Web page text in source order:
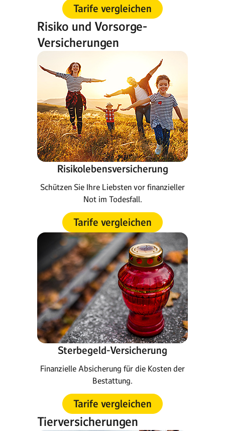
Tarife vergleichen
Risiko und Vorsorge-
Versicherungen
Risikolebensversicherung
Schützen Sie Ihre Liebsten vor finanzieller
Not im Todesfall.
Tarife vergleichen
Sterbegeld-Versicherung
Finanzielle Absicherung für die Kosten der
Bestattung.
Tarife vergleichen
Tierversicherungen